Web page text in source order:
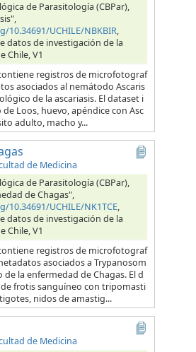
de Parasitología (CBPar),
10.34691/UCHILE/NBKBIR,
datos de investigación de la
Chile, V1
registros de microfotograf
asociados al nemátodo Ascaris
de la ascariasis. El dataset i
Loos, huevo, apéndice con Asc
adulto, macho y...
de Medicina
de Parasitología (CBPar),
de Chagas",
UCHILE/NK1TCE,
datos de investigación de la
Chile, V1
registros de microfotograf
asociados a Trypanosom
la enfermedad de Chagas. El d
frotis sanguíneo con tripomasti
nidos de amastig...
de Medicina